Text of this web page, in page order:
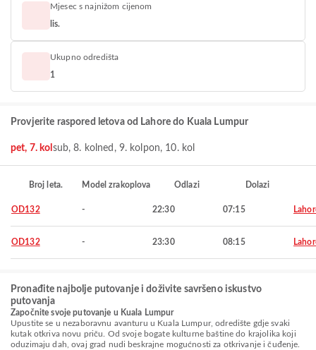
Mjesec s najnižom cijenom
lis.
Ukupno odredišta
1
Provjerite raspored letova od Lahore do Kuala Lumpur
pet, 7. kol sub, 8. kol ned, 9. kol pon, 10. kol
Broj leta. Model zrakoplova Odlazi Dolazi
OD132 - 22:30 07:15
OD132 - 23:30 08:15
Pronađite najbolje putovanje i doživite savršeno iskustvo
putovanja
Započnite svoje putovanje u Kuala Lumpur
Upustite se u nezaboravnu avanturu u Kuala Lumpur, odredište gdje svaki
kutak otkriva novu priču. Od svoje bogate kulturne baštine do krajolika koji
oduzimaju dah, ovaj grad nudi beskrajne mogućnosti za otkrivanje i čuđenje.